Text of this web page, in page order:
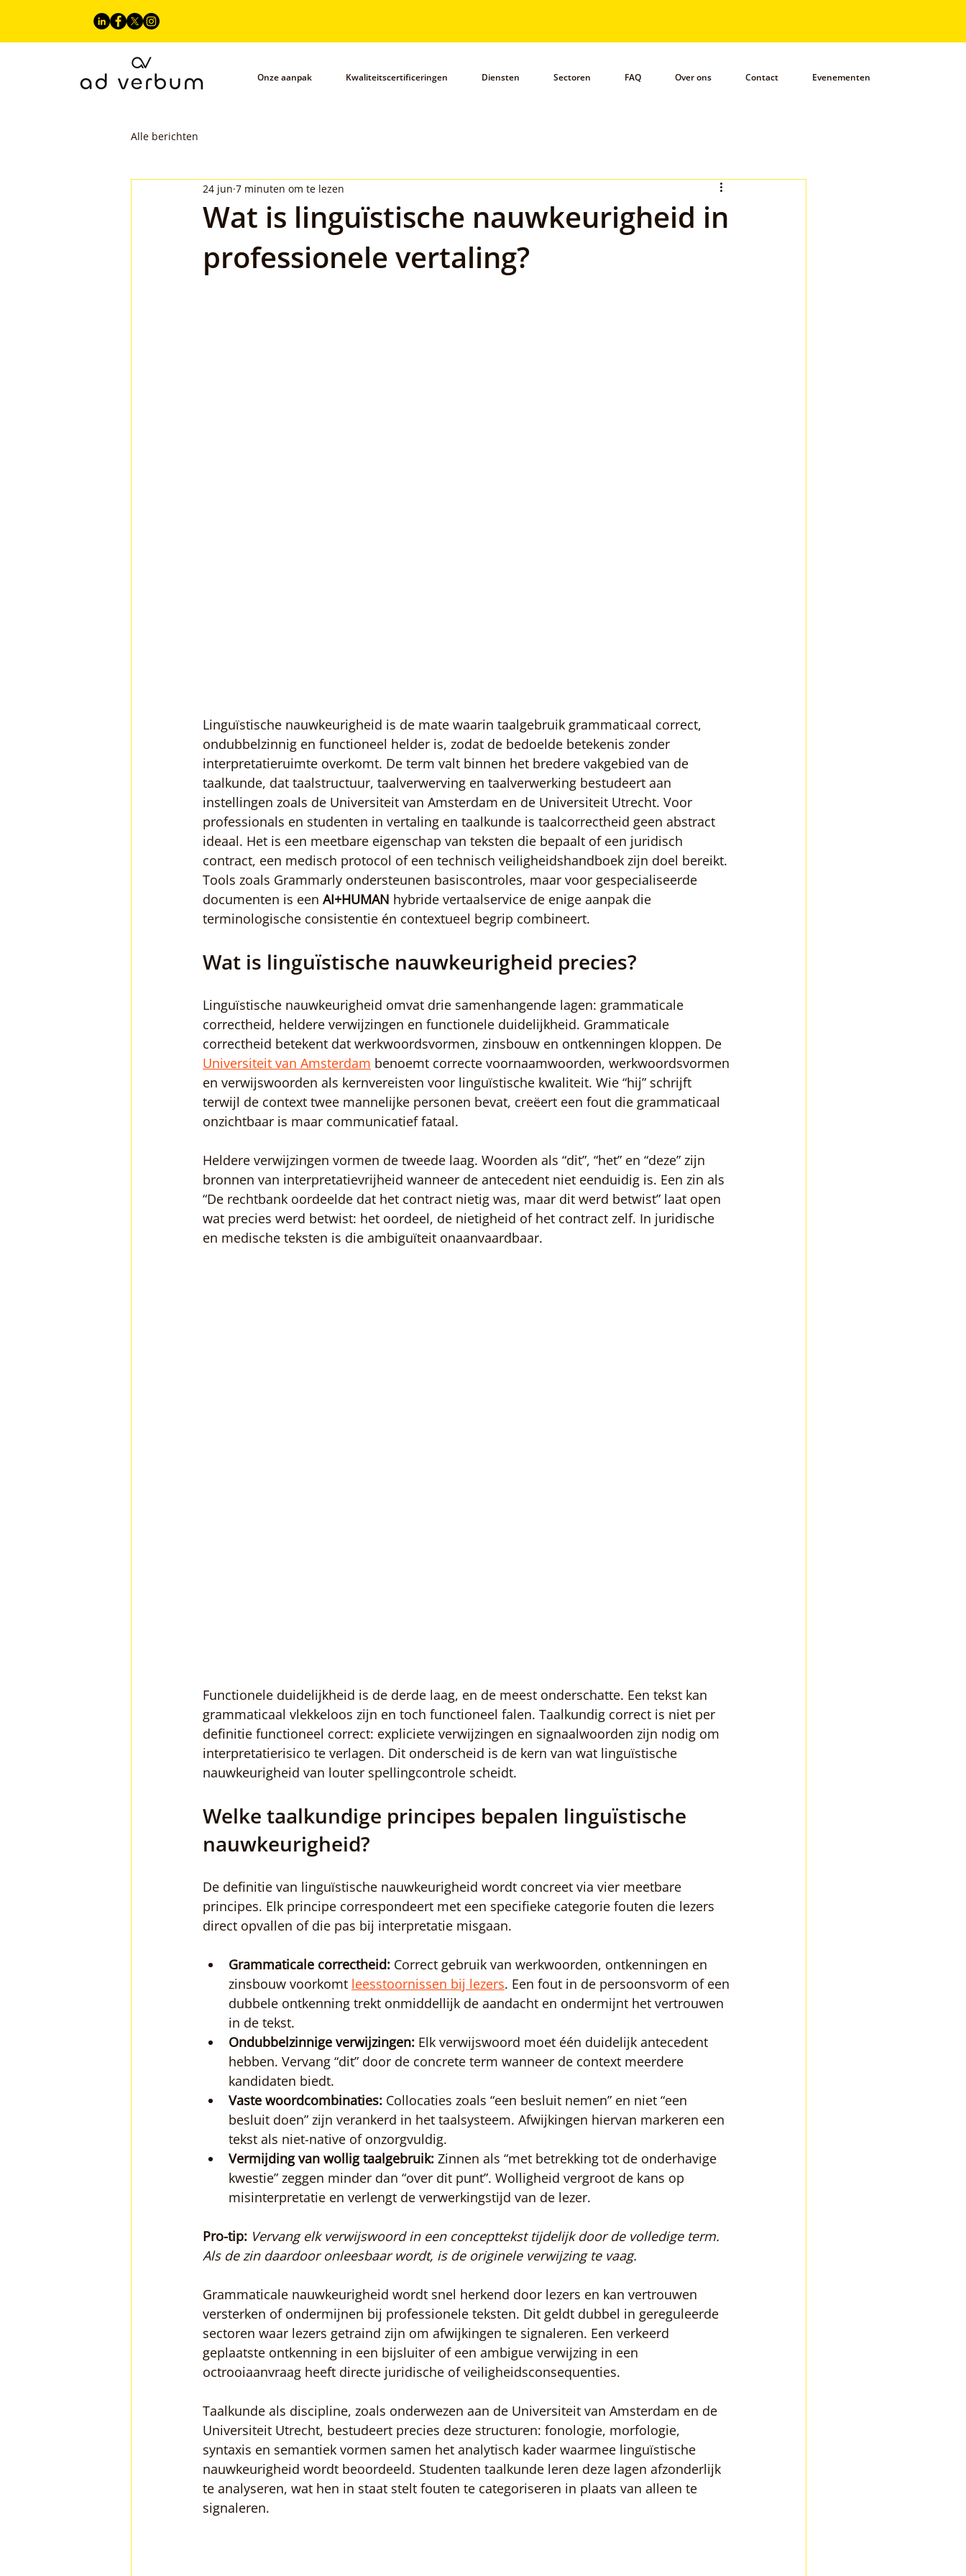
Onze aanpak Kwaliteitscertificeringen Diensten Sectoren FAQ Over ons Contact Evenementen
Alle berichten
Wat is linguïstische nauwkeurigheid in
professionele vertaling?
24 jun 7 minuten om te lezen
Linguïstische nauwkeurigheid is de mate waarin taalgebruik grammaticaal correct,
ondubbelzinnig en functioneel helder is, zodat de bedoelde betekenis zonder
interpretatieruimte overkomt. De term valt binnen het bredere vakgebied van de
taalkunde, dat taalstructuur, taalverwerving en taalverwerking bestudeert aan
instellingen zoals de Universiteit van Amsterdam en de Universiteit Utrecht. Voor
professionals en studenten in vertaling en taalkunde is taalcorrectheid geen abstract
ideaal. Het is een meetbare eigenschap van teksten die bepaalt of een juridisch
contract, een medisch protocol of een technisch veiligheidshandboek zijn doel bereikt.
Tools zoals Grammarly ondersteunen basiscontroles, maar voor gespecialiseerde
documenten is een AI+HUMAN hybride vertaalservice de enige aanpak die
terminologische consistentie én contextueel begrip combineert.
Wat is linguïstische nauwkeurigheid precies?
Linguïstische nauwkeurigheid omvat drie samenhangende lagen: grammaticale
correctheid, heldere verwijzingen en functionele duidelijkheid. Grammaticale
correctheid betekent dat werkwoordsvormen, zinsbouw en ontkenningen kloppen. De
Universiteit van Amsterdam benoemt correcte voornaamwoorden, werkwoordsvormen
en verwijswoorden als kernvereisten voor linguïstische kwaliteit. Wie “hij” schrijft
terwijl de context twee mannelijke personen bevat, creëert een fout die grammaticaal
onzichtbaar is maar communicatief fataal.
Heldere verwijzingen vormen de tweede laag. Woorden als “dit”, “het” en “deze” zijn
bronnen van interpretatievrijheid wanneer de antecedent niet eenduidig is. Een zin als
“De rechtbank oordeelde dat het contract nietig was, maar dit werd betwist” laat open
wat precies werd betwist: het oordeel, de nietigheid of het contract zelf. In juridische
en medische teksten is die ambiguïteit onaanvaardbaar.
Functionele duidelijkheid is de derde laag, en de meest onderschatte. Een tekst kan
grammaticaal vlekkeloos zijn en toch functioneel falen. Taalkundig correct is niet per
definitie functioneel correct: expliciete verwijzingen en signaalwoorden zijn nodig om
interpretatierisico te verlagen. Dit onderscheid is de kern van wat linguïstische
nauwkeurigheid van louter spellingcontrole scheidt.
Welke taalkundige principes bepalen linguïstische
nauwkeurigheid?
De definitie van linguïstische nauwkeurigheid wordt concreet via vier meetbare
principes. Elk principe correspondeert met een specifieke categorie fouten die lezers
direct opvallen of die pas bij interpretatie misgaan.
Grammaticale correctheid: Correct gebruik van werkwoorden, ontkenningen en
zinsbouw voorkomt leesstoornissen bij lezers. Een fout in de persoonsvorm of een
dubbele ontkenning trekt onmiddellijk de aandacht en ondermijnt het vertrouwen
in de tekst.
Ondubbelzinnige verwijzingen: Elk verwijswoord moet één duidelijk antecedent
hebben. Vervang “dit” door de concrete term wanneer de context meerdere
kandidaten biedt.
Vaste woordcombinaties: Collocaties zoals “een besluit nemen” en niet “een
besluit doen” zijn verankerd in het taalsysteem. Afwijkingen hiervan markeren een
tekst als niet-native of onzorgvuldig.
Vermijding van wollig taalgebruik: Zinnen als “met betrekking tot de onderhavige
kwestie” zeggen minder dan “over dit punt”. Wolligheid vergroot de kans op
misinterpretatie en verlengt de verwerkingstijd van de lezer.
Pro-tip: Vervang elk verwijswoord in een concepttekst tijdelijk door de volledige term.
Als de zin daardoor onleesbaar wordt, is de originele verwijzing te vaag.
Grammaticale nauwkeurigheid wordt snel herkend door lezers en kan vertrouwen
versterken of ondermijnen bij professionele teksten. Dit geldt dubbel in gereguleerde
sectoren waar lezers getraind zijn om afwijkingen te signaleren. Een verkeerd
geplaatste ontkenning in een bijsluiter of een ambigue verwijzing in een
octrooiaanvraag heeft directe juridische of veiligheidsconsequenties.
Taalkunde als discipline, zoals onderwezen aan de Universiteit van Amsterdam en de
Universiteit Utrecht, bestudeert precies deze structuren: fonologie, morfologie,
syntaxis en semantiek vormen samen het analytisch kader waarmee linguïstische
nauwkeurigheid wordt beoordeeld. Studenten taalkunde leren deze lagen afzonderlijk
te analyseren, wat hen in staat stelt fouten te categoriseren in plaats van alleen te
signaleren.